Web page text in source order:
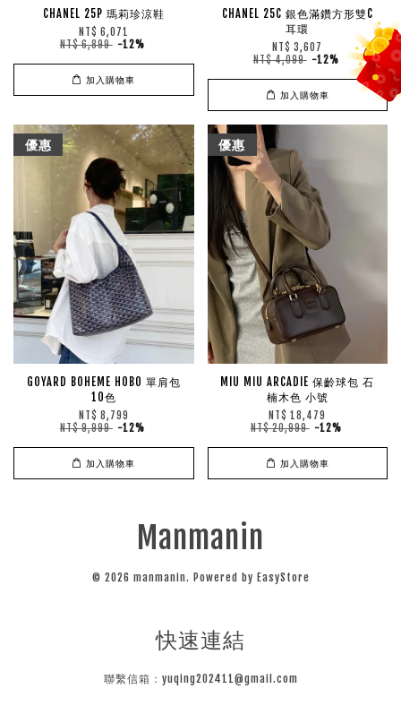
CHANEL 25P 瑪莉珍涼鞋
NT$ 6,071
NT$ 6,899 -12%
加入購物車
CHANEL 25C 銀色滿鑽方形雙C
耳環
NT$ 3,607
NT$ 4,099 -12%
加入購物車
優惠
GOYARD BOHEME HOBO 單肩包
10色
NT$ 8,799
NT$ 9,999 -12%
加入購物車
優惠
MIU MIU ARCADIE 保齡球包 石
楠木色 小號
NT$ 18,479
NT$ 20,999 -12%
加入購物車
Manmanin
© 2026 manmanin. Powered by EasyStore
快速連結
聯繫信箱：yuqing202411@gmail.com